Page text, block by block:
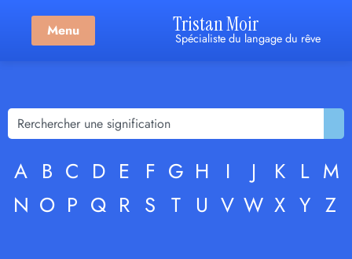
Menu Tristan Moir
Spécialiste du langage du rêve
A B C D E F G H I J K L M
N O P Q R S T U V W X Y Z